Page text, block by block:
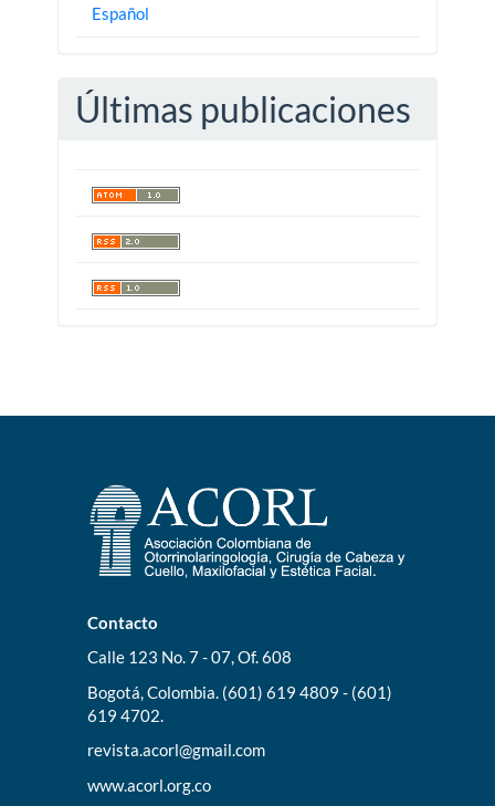
Español
Últimas publicaciones
Contacto
Calle 123 No. 7 - 07, Of. 608
Bogotá, Colombia. (601) 619 4809 - (601)
619 4702.
revista.acorl@gmail.com
www.acorl.org.co